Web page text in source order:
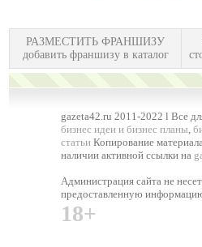
РАЗМЕСТИТЬ ФРАНШИЗУ
добавить франшизу в каталог
gazeta42.ru 2011-2022 l Все
бизнес идеи и бизнес планы,
статьи Копирование
наличии активной ссылки на
Администрация сайта не
предоставленную
18+